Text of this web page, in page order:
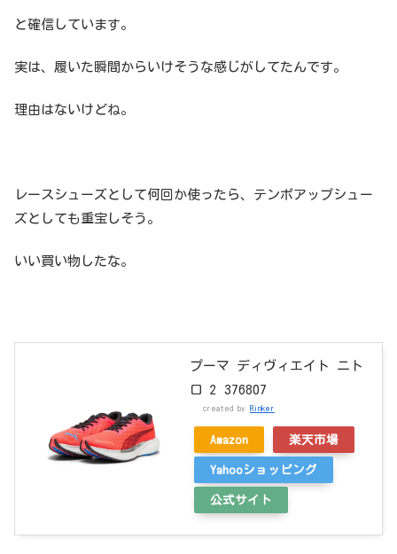
と確信しています。
実は、履いた瞬間からいけそうな感じがしてたんです。
理由はないけどね。
レースシューズとして何回か使ったら、テンポアップシュー
ズとしても重宝しそう。
いい買い物したな。
プーマ ディヴィエイト ニト
ロ 2 376807
created by Rinker
Amazon 楽天市場
Yahooショッピング
公式サイト